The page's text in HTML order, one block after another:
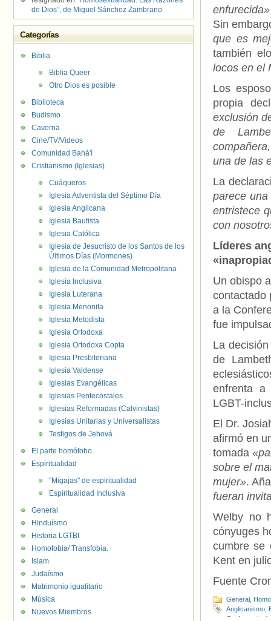
enfurecida»
Sin
que es
también
locos en el
Los
propia
exclusión
de
una de las
La
parece
entristece
con
Líderes
Un obispo
contactado
a la
fue
La
de
enfrenta a
LGBT-
El Dr.
afirmó en
tomada
sobre el
mujer».
fueran
Welby no
cónyuges
cumbre se
Kent en
Fuente
General
Anglicanismo
Conferencia
de Dios”, de Miguel Sánchez Zambrano
Categorías
Biblia
Biblia Queer
Otro Dios es posible
Biblioteca
Budismo
Caverna
Cine/TV/Videos
Comunidad Bahá'í
Cristianismo (Iglesias)
Cuáqueros
Iglesia Adventista del Séptimo Día
Iglesia Anglicana
Iglesia Bautista
Iglesia Católica
Iglesia de Jesucristo de los Santos de los
Últimos Días (Mormones)
Iglesia de la Comunidad Metropolitana
Iglesia Inclusiva
Iglesia Luterana
Iglesia Menonita
Iglesia Metodista
Iglesia Ortodoxa
Iglesia Ortodoxa Copta
Iglesia Presbiteriana
Iglesia Valdense
Iglesias Evangélicas
Iglesias Pentecostales
Iglesias Reformadas (Calvinistas)
Iglesias Unitarias y Universalistas
Testigos de Jehová
El parte homófobo
Espiritualidad
"Migajas" de espiritualidad
Espiritualidad Inclusiva
General
Hinduísmo
Historia LGTBI
Homofobia/ Transfobia.
Islam
Judaísmo
Matrimonio igualitario
Música
Nuevos Miembros